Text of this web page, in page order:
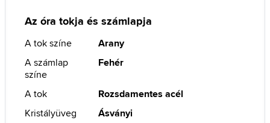
Az óra tokja és számlapja
A tok színe
Arany
A számlap
színe
Fehér
A tok
Rozsdamentes acél
Kristályüveg
Ásványi